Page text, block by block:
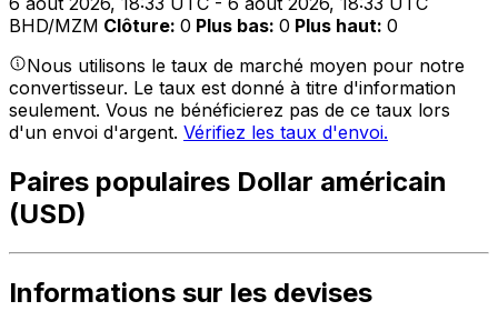
BHD/MZM Clôture: 0 Plus bas: 0 Plus haut: 0
Nous utilisons le taux de marché moyen pour notre
convertisseur. Le taux est donné à titre d'information
seulement. Vous ne bénéficierez pas de ce taux lors
d'un envoi d'argent. Vérifiez les taux d'envoi.
Paires populaires Dollar américain
(USD)
Informations sur les devises